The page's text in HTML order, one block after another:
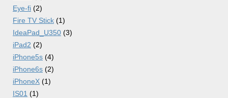
Eye-fi (2)
Fire TV Stick (1)
IdeaPad_U350 (3)
iPad2 (2)
iPhone5s (4)
iPhone6s (2)
iPhoneX (1)
IS01 (1)